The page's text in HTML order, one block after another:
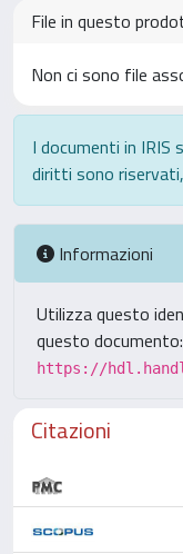
File in questo
Non ci sono file
I documenti in
diritti sono
Informazioni
Utilizza questo
questo documento:
https://
Citazioni